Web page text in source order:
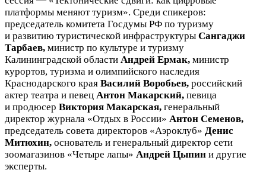
платформы меняют туризм». Среди спикеров:
председатель комитета Госдумы РФ по туризму
и развитию туристической инфраструктуры Сангаджи
Тарбаев, министр по культуре и туризму
Калининградской области Андрей Ермак, министр
курортов, туризма и олимпийского наследия
Краснодарского края Василий Воробьев, российский
актер театра и певец Антон Макарский, певица
и продюсер Виктория Макарская, генеральный
директор журнала «Отдых в России» Антон Семенов,
председатель совета директоров «Аэроклуб» Денис
Митюхин, основатель и генеральный директор сети
зоомагазинов «Четыре лапы» Андрей Цыпин и другие
эксперты.